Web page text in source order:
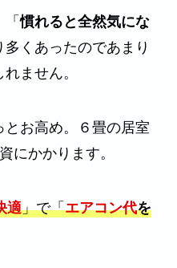
「慣れると全然気にな
くあったのであまり
ません。
お高め。６畳の居室
にかかります。
適」で「エアコン代を